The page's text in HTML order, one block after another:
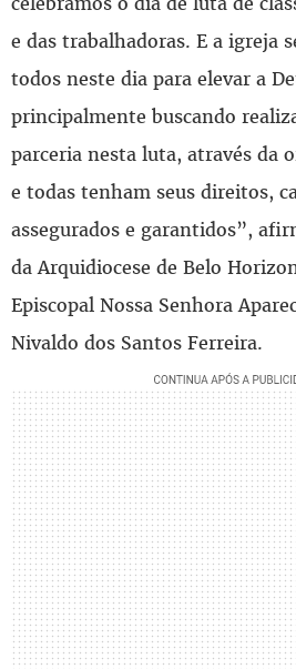
e das trabalhadoras. E a igreja
todos neste dia para elevar a
principalmente buscando
parceria nesta luta, através da
e todas tenham seus direitos,
assegurados e garantidos”,
da Arquidiocese de Belo
Episcopal Nossa Senhora
Nivaldo dos Santos Ferreira.